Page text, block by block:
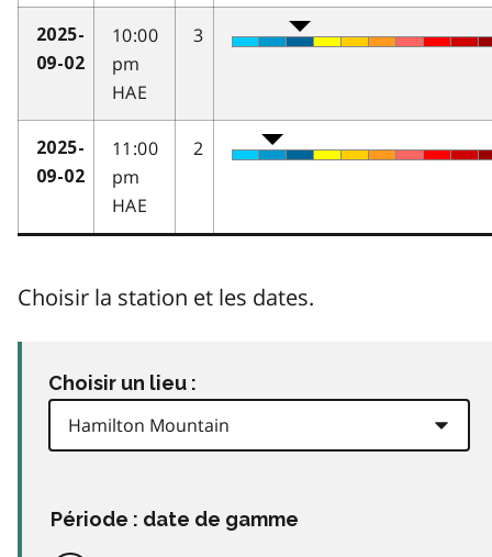
2025-
09-02
10:00
pm
HAE
3
2025-
09-02
11:00
pm
HAE
2
Choisir la station et les dates.
Choisir un lieu :
Période : date de gamme